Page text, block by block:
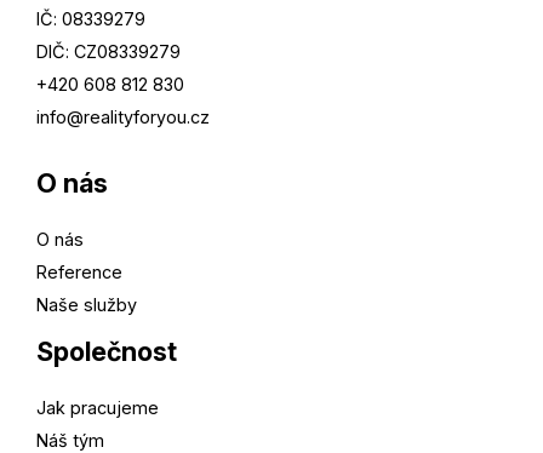
IČ: 08339279
DIČ: CZ08339279
+420 608 812 830
info@realityforyou.cz
O nás
O nás
Reference
Naše služby
Společnost
Jak pracujeme
Náš tým